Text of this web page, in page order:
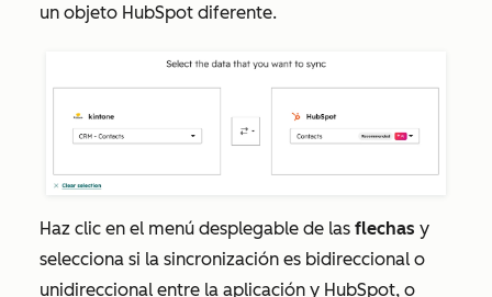
un objeto HubSpot diferente.
Haz clic en el menú desplegable de las flechas y
selecciona si la sincronización es bidireccional o
unidireccional entre la aplicación y HubSpot, o